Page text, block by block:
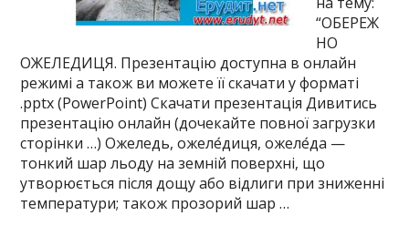
“ОБЕРЕЖ
НО
ОЖЕЛЕДИЦЯ. Презентацію доступна в онлайн
режимі а також ви можете її скачати у форматі
.pptx (PowerPoint) Скачати презентація Дивитись
презентацію онлайн (дочекайте повної загрузки
сторінки …) Ожеледь, ожеле́диця, ожеле́да —
тонкий шар льоду на земній поверхні, що
утворюється після дощу або відлиги при зниженні
температури; також прозорий шар …